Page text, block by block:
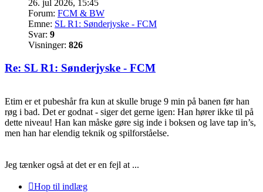
26. jul 2026, 15:45
Forum: FCM & BW
Emne: SL R1: Sønderjyske - FCM
Svar: 9
Visninger: 826
Re: SL R1: Sønderjyske - FCM
Etim er et pubeshår fra kun at skulle bruge 9 min på banen før han
røg i bad. Det er godnat - siger det gerne igen: Han hører ikke til på
dette niveau! Han kan måske gøre sig inde i boksen og lave tap in’s,
men han har elendig teknik og spilforståelse.
Jeg tænker også at det er en fejl at ...
Hop til indlæg